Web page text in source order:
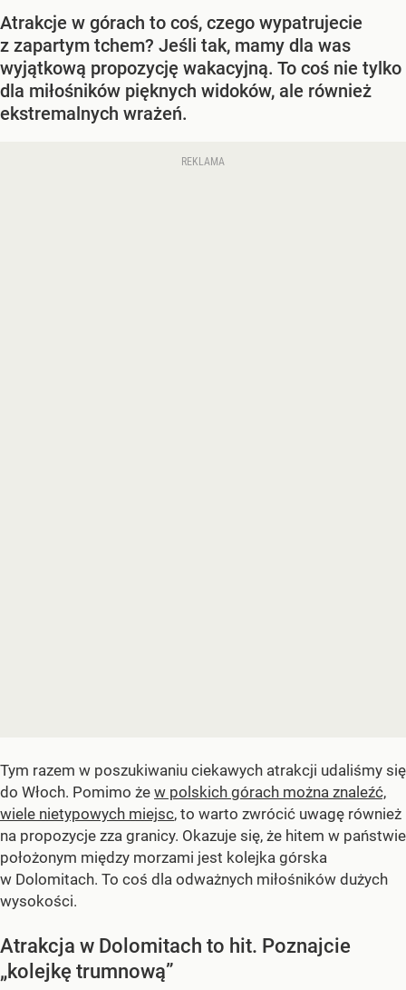
Atrakcje w górach to coś, czego wypatrujecie
z zapartym tchem? Jeśli tak, mamy dla was
wyjątkową propozycję wakacyjną. To coś nie tylko
dla miłośników pięknych widoków, ale również
ekstremalnych wrażeń.
Tym razem w poszukiwaniu ciekawych atrakcji udaliśmy się
do Włoch. Pomimo że w polskich górach można znaleźć,
wiele nietypowych miejsc, to warto zwrócić uwagę również
na propozycje zza granicy. Okazuje się, że hitem w państwie
położonym między morzami jest kolejka górska
w Dolomitach. To coś dla odważnych miłośników dużych
wysokości.
Atrakcja w Dolomitach to hit. Poznajcie
„kolejkę trumnową”